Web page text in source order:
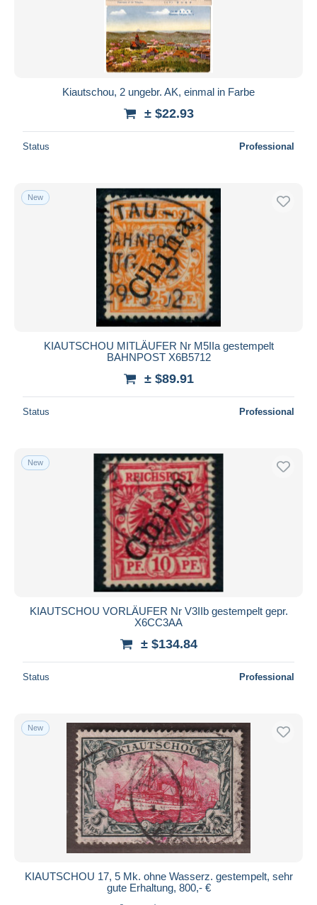
Kiautschou, 2 ungebr. AK, einmal in Farbe
± $22.93
Status Professional
New
KIAUTSCHOU MITLÄUFER Nr M5IIa gestempelt
BAHNPOST X6B5712
± $89.91
Status Professional
New
KIAUTSCHOU VORLÄUFER Nr V3IIb gestempelt gepr.
X6CC3AA
± $134.84
Status Professional
New
KIAUTSCHOU 17, 5 Mk. ohne Wasserz. gestempelt, sehr
gute Erhaltung, 800,- €